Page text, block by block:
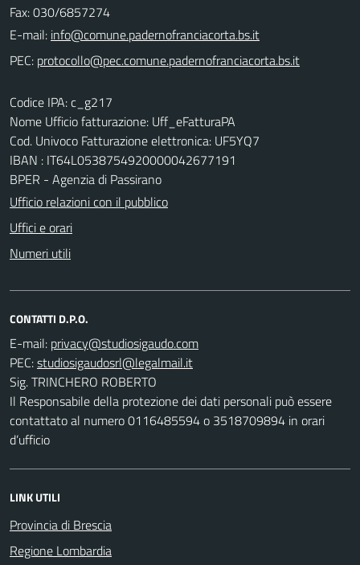
Fax: 030/6857274
E-mail:
PEC:
Codice IPA: c_g217
Nome Ufficio fatturazione: Uff_eFatturaPA
Cod. Univoco Fatturazione elettronica: UF5YQ7
IBAN : IT64L0538754920000042677191
BPER - Agenzia di Passirano
Ufficio relazioni con il pubblico
Uffici e orari
Numeri utili
CONTATTI D.P.O.
E-mail:
PEC:
Sig. TRINCHERO ROBERTO
Il Responsabile della protezione dei dati personali può essere
contattato al numero 0116485594 o 3518709894 in orari
d’ufficio
LINK UTILI
Provincia di Brescia
Regione Lombardia